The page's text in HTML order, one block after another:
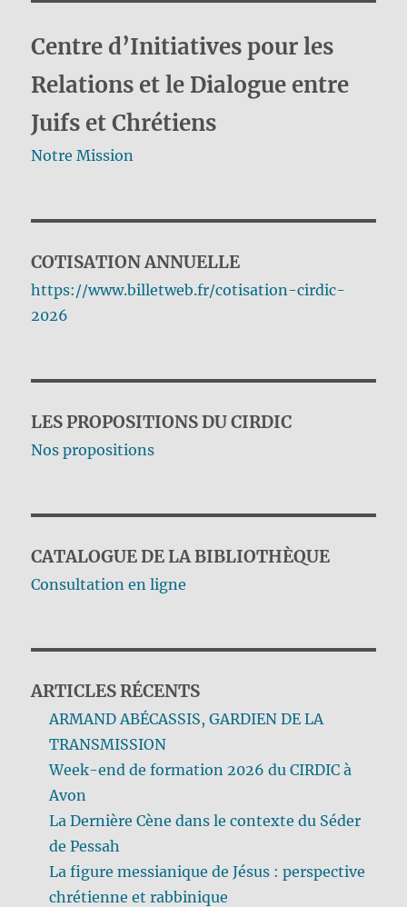
Centre d’Initiatives pour les
Relations et le Dialogue entre
Juifs et Chrétiens
Notre Mission
COTISATION ANNUELLE
https://www.billetweb.fr/cotisation-cirdic-
2026
LES PROPOSITIONS DU CIRDIC
Nos propositions
CATALOGUE DE LA BIBLIOTHÈQUE
Consultation en ligne
ARTICLES RÉCENTS
ARMAND ABÉCASSIS, GARDIEN DE LA
TRANSMISSION
Week-end de formation 2026 du CIRDIC à
Avon
La Dernière Cène dans le contexte du Séder
de Pessah
La figure messianique de Jésus : perspective
chrétienne et rabbinique